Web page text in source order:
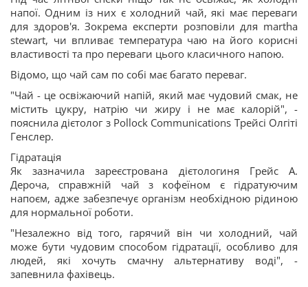
напої. Одним із них є холодний чай, які має переваги
для здоров'я. Зокрема експерти розповіли для martha
stewart, чи впливає температура чаю на його корисні
властивості та про переваги цього класичного напою.
Відомо, що чай сам по собі має багато переваг.
"Чай - це освіжаючий напій, який має чудовий смак, не
містить цукру, натрію чи жиру і не має калорій", -
пояснила дієтолог з Pollock Communications Трейсі Олгіті
Генслер.
Гідратація
Як зазначила зареєстрована дієтологиня Грейс А.
Дероча, справжній чай з кофеїном є гідратуючим
напоєм, адже забезпечує організм необхідною рідиною
для нормальної роботи.
"Незалежно від того, гарячий він чи холодний, чай
може бути чудовим способом гідратації, особливо для
людей, які хочуть смачну альтернативу воді", -
запевнила фахівець.